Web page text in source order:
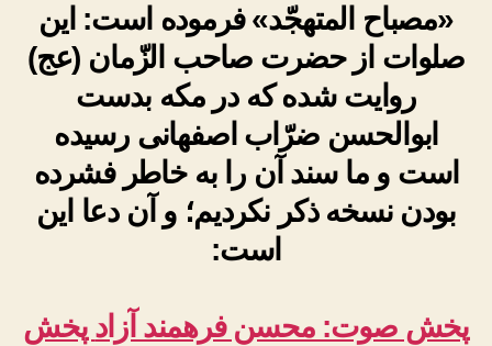
«مصباح المتهجّد» فرموده است: این
صلوات از حضرت صاحب الزّمان (عج)
روایت شده که در مکه بدست
ابوالحسن ضرّاب اصفهانی رسیده
است و ما سند آن را به خاطر فشرده
بودن نسخه ذکر نکردیم؛ و آن دعا این
است:
پخش صوت: محسن فرهمند آزاد پخش